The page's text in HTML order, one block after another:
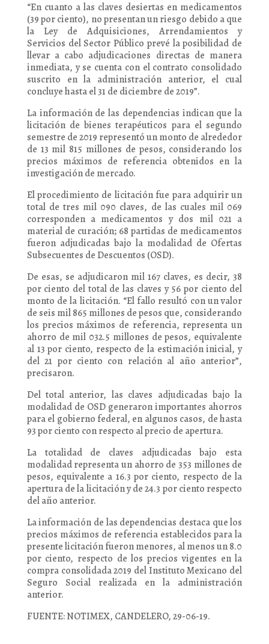
“En cuanto a las claves desiertas en medicamentos
(39 por ciento), no presentan un riesgo debido a que
la Ley de Adquisiciones, Arrendamientos y
Servicios del Sector Público prevé la posibilidad de
llevar a cabo adjudicaciones directas de manera
inmediata, y se cuenta con el contrato consolidado
suscrito en la administración anterior, el cual
concluye hasta el 31 de diciembre de 2019”.
La información de las dependencias indican que la
licitación de bienes terapéuticos para el segundo
semestre de 2019 representó un monto de alrededor
de 13 mil 815 millones de pesos, considerando los
precios máximos de referencia obtenidos en la
investigación de mercado.
El procedimiento de licitación fue para adquirir un
total de tres mil 090 claves, de las cuales mil 069
corresponden a medicamentos y dos mil 021 a
material de curación; 68 partidas de medicamentos
fueron adjudicadas bajo la modalidad de Ofertas
Subsecuentes de Descuentos (OSD).
De esas, se adjudicaron mil 167 claves, es decir, 38
por ciento del total de las claves y 56 por ciento del
monto de la licitación. “El fallo resultó con un valor
de seis mil 865 millones de pesos que, considerando
los precios máximos de referencia, representa un
ahorro de mil 032.5 millones de pesos, equivalente
al 13 por ciento, respecto de la estimación inicial, y
del 21 por ciento con relación al año anterior”,
precisaron.
Del total anterior, las claves adjudicadas bajo la
modalidad de OSD generaron importantes ahorros
para el gobierno federal, en algunos casos, de hasta
93 por ciento con respecto al precio de apertura.
La totalidad de claves adjudicadas bajo esta
modalidad representa un ahorro de 353 millones de
pesos, equivalente a 16.3 por ciento, respecto de la
apertura de la licitación y de 24.3 por ciento respecto
del año anterior.
La información de las dependencias destaca que los
precios máximos de referencia establecidos para la
presente licitación fueron menores, al menos un 8.0
por ciento, respecto de los precios vigentes en la
compra consolidada 2019 del Instituto Mexicano del
Seguro Social realizada en la administración
anterior.
FUENTE: NOTIMEX, CANDELERO, 29-06-19.